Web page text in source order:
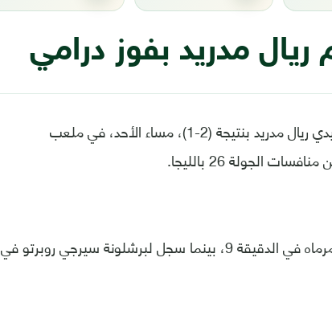
ريال مدريد بفوز درامي
حقق برشلونة انتصارا قاتلا على غريمه التقليدي ريال مدريد بنتيجة (2-1)، مساء الأحد، في ملعب
الجولة 26 بالليجا.
وسجل لريال مدريد رونالد أراوخو بالخطأ في مرماه في الدقيقة 9، بينما سجل لبرشلونة سيرجي روبرتو في